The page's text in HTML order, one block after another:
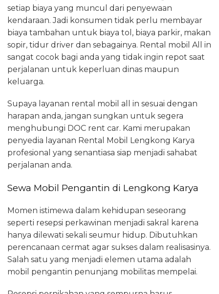
setiap biaya yang muncul dari penyewaan
kendaraan. Jadi konsumen tidak perlu membayar
biaya tambahan untuk biaya tol, biaya parkir, makan
sopir, tidur driver dan sebagainya. Rental mobil All in
sangat cocok bagi anda yang tidak ingin repot saat
perjalanan untuk keperluan dinas maupun
keluarga.
Supaya layanan rental mobil all in sesuai dengan
harapan anda, jangan sungkan untuk segera
menghubungi DOC rent car. Kami merupakan
penyedia layanan Rental Mobil Lengkong Karya
profesional yang senantiasa siap menjadi sahabat
perjalanan anda.
Sewa Mobil Pengantin di Lengkong Karya
Momen istimewa dalam kehidupan seseorang
seperti resepsi perkawinan menjadi sakral karena
hanya dilewati sekali seumur hidup. Dibutuhkan
perencanaan cermat agar sukses dalam realisasinya.
Salah satu yang menjadi elemen utama adalah
mobil pengantin penunjang mobilitas mempelai.